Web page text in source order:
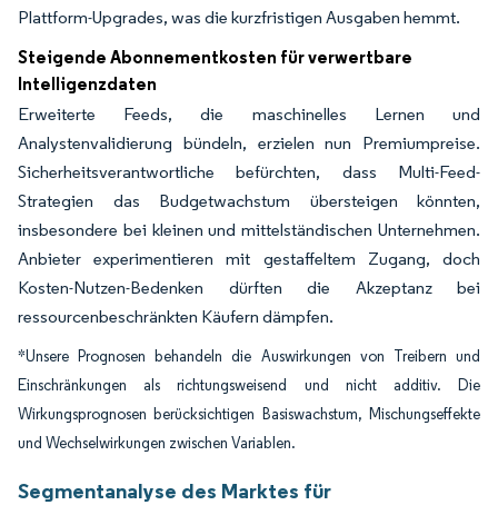
Plattform-Upgrades, was die kurzfristigen Ausgaben hemmt.
Steigende Abonnementkosten für verwertbare
Intelligenzdaten
Erweiterte Feeds, die maschinelles Lernen und
Analystenvalidierung bündeln, erzielen nun Premiumpreise.
Sicherheitsverantwortliche befürchten, dass Multi-Feed-
Strategien das Budgetwachstum übersteigen könnten,
insbesondere bei kleinen und mittelständischen Unternehmen.
Anbieter experimentieren mit gestaffeltem Zugang, doch
Kosten-Nutzen-Bedenken dürften die Akzeptanz bei
ressourcenbeschränkten Käufern dämpfen.
*Unsere Prognosen behandeln die Auswirkungen von Treibern und
Einschränkungen als richtungsweisend und nicht additiv. Die
Wirkungsprognosen berücksichtigen Basiswachstum, Mischungseffekte
und Wechselwirkungen zwischen Variablen.
Segmentanalyse des Marktes für